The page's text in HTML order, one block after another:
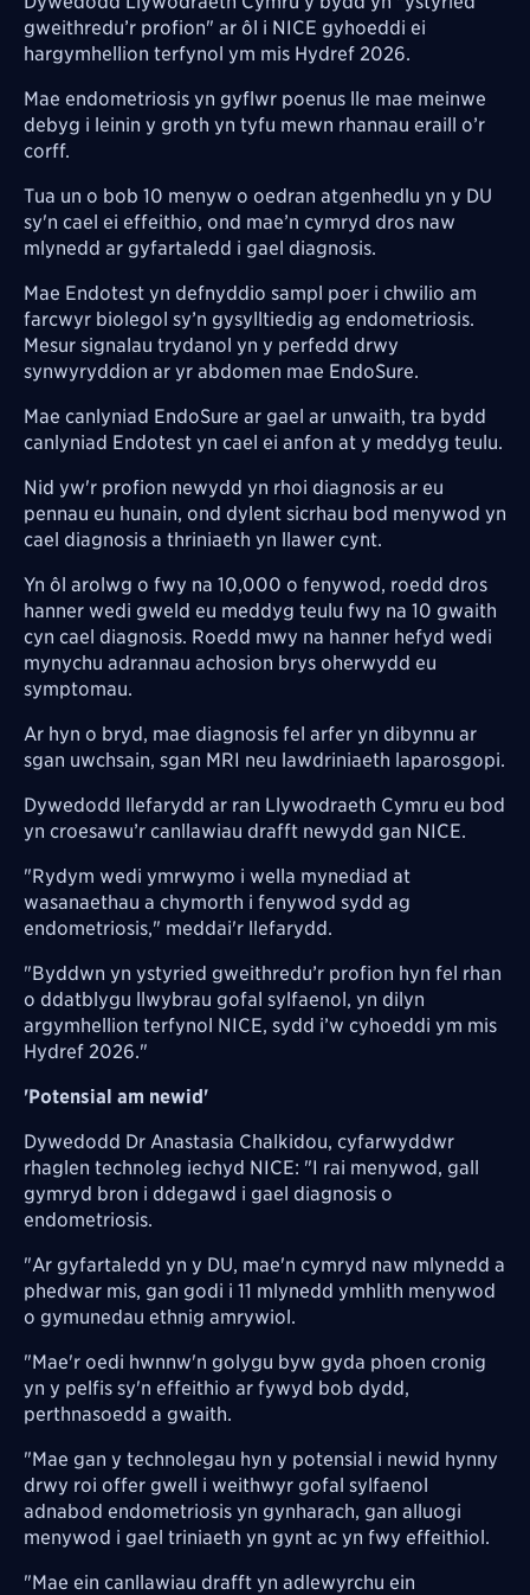
gweithredu’r profion" ar ôl i NICE gyhoeddi ei
hargymhellion terfynol ym mis Hydref 2026.
Mae endometriosis yn gyflwr poenus lle mae meinwe
debyg i leinin y groth yn tyfu mewn rhannau eraill o’r
corff.
Tua un o bob 10 menyw o oedran atgenhedlu yn y DU
sy'n cael ei effeithio, ond mae’n cymryd dros naw
mlynedd ar gyfartaledd i gael diagnosis.
Mae Endotest yn defnyddio sampl poer i chwilio am
farcwyr biolegol sy’n gysylltiedig ag endometriosis.
Mesur signalau trydanol yn y perfedd drwy
synwyryddion ar yr abdomen mae EndoSure.
Mae canlyniad EndoSure ar gael ar unwaith, tra bydd
canlyniad Endotest yn cael ei anfon at y meddyg teulu.
Nid yw'r profion newydd yn rhoi diagnosis ar eu
pennau eu hunain, ond dylent sicrhau bod menywod yn
cael diagnosis a thriniaeth yn llawer cynt.
Yn ôl arolwg o fwy na 10,000 o fenywod, roedd dros
hanner wedi gweld eu meddyg teulu fwy na 10 gwaith
cyn cael diagnosis. Roedd mwy na hanner hefyd wedi
mynychu adrannau achosion brys oherwydd eu
symptomau.
Ar hyn o bryd, mae diagnosis fel arfer yn dibynnu ar
sgan uwchsain, sgan MRI neu lawdriniaeth laparosgopi.
Dywedodd llefarydd ar ran Llywodraeth Cymru eu bod
yn croesawu’r canllawiau drafft newydd gan NICE.
"Rydym wedi ymrwymo i wella mynediad at
wasanaethau a chymorth i fenywod sydd ag
endometriosis," meddai'r llefarydd.
"Byddwn yn ystyried gweithredu’r profion hyn fel rhan
o ddatblygu llwybrau gofal sylfaenol, yn dilyn
argymhellion terfynol NICE, sydd i’w cyhoeddi ym mis
Hydref 2026."
'Potensial am newid'
Dywedodd Dr Anastasia Chalkidou, cyfarwyddwr
rhaglen technoleg iechyd NICE: "I rai menywod, gall
gymryd bron i ddegawd i gael diagnosis o
endometriosis.
"Ar gyfartaledd yn y DU, mae'n cymryd naw mlynedd a
phedwar mis, gan godi i 11 mlynedd ymhlith menywod
o gymunedau ethnig amrywiol.
"Mae'r oedi hwnnw'n golygu byw gyda phoen cronig
yn y pelfis sy'n effeithio ar fywyd bob dydd,
perthnasoedd a gwaith.
"Mae gan y technolegau hyn y potensial i newid hynny
drwy roi offer gwell i weithwyr gofal sylfaenol
adnabod endometriosis yn gynharach, gan alluogi
menywod i gael triniaeth yn gynt ac yn fwy effeithiol.
"Mae ein canllawiau drafft yn adlewyrchu ein